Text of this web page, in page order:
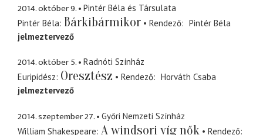
2014. október 9.
Pintér Béla és Társulata
Pintér Béla Bárkibármikor Rendező
Pintér Béla
jelmeztervező
2014. október 5.
Radnóti Színház
Euripidész Oresztész Rendező
Horváth Csaba
jelmeztervező
2014. szeptember 27.
Győri Nemzeti Színház
William Shakespeare A windsori víg nők
Rendező